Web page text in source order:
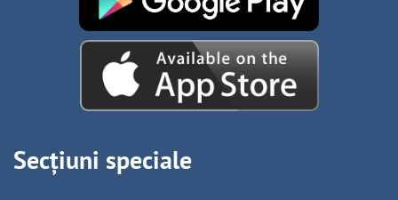
Secțiuni speciale